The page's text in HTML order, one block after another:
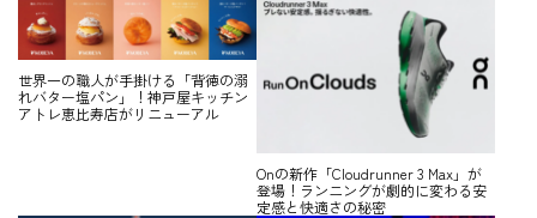
世界一の職人が手掛ける「背徳の溺
れバター塩パン」！神戸屋キッチン
アトレ恵比寿店がリニューアル
Onの新作「Cloudrunner 3 Max」が
登場！ランニングが劇的に変わる安
定感と快適さの秘密